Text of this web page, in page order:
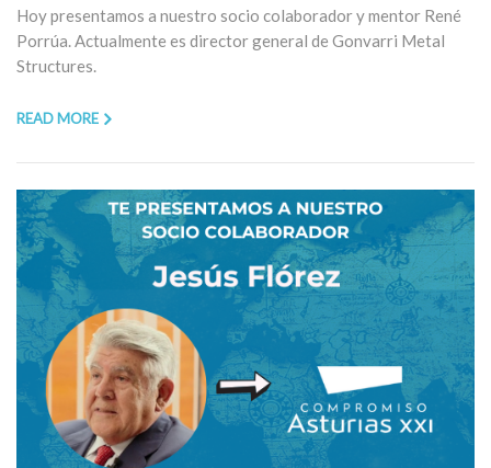
Hoy presentamos a nuestro socio colaborador y mentor René
Porrúa. Actualmente es director general de Gonvarri Metal
Structures.
READ MORE